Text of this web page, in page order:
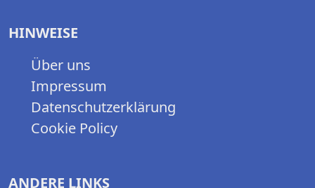
HINWEISE
Über uns
Impressum
Datenschutzerklärung
Cookie Policy
ANDERE LINKS